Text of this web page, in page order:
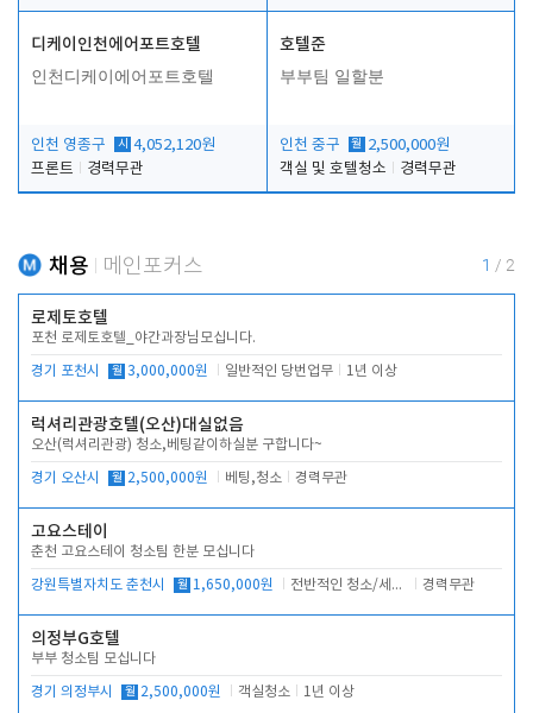
디케이인천에어포트호텔
인천디케이에어포트호텔
인천 영종구 시 4,052,120원
프론트
경력무관
호텔준
부부팀 일할분
인천 중구 월 2,500,000원
객실 및 호텔청소
경력무관
채용 메인포커스 1 / 2
로제토호텔
포천 로제토호텔_야간과장님모십니다.
경기 포천시 월 3,000,000원 일반적인 당번업무 1년 이상
럭셔리관광호텔(오산)대실없음
오산(럭셔리관광) 청소,베팅같이하실분 구합니다~
경기 오산시 월 2,500,000원 베팅,청소 경력무관
고요스테이
춘천 고요스테이 청소팀 한분 모십니다
강원특별자치도 춘천시 월 1,650,000원 전반적인 청소/세탁업무 경력무관
의정부G호텔
부부 청소팀 모십니다
경기 의정부시 월 2,500,000원 객실청소 1년 이상